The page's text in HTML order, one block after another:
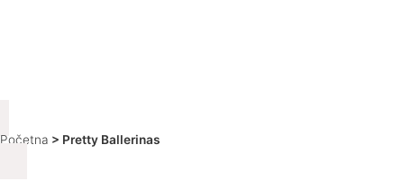
Početna > Pretty Ballerinas